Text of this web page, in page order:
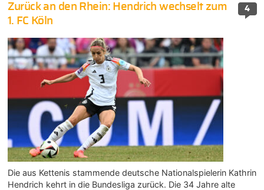
4
Zurück an den Rhein: Hendrich wechselt zum
1. FC Köln
Die aus Kettenis stammende deutsche Nationalspielerin Kathrin
Hendrich kehrt in die Bundesliga zurück. Die 34 Jahre alte